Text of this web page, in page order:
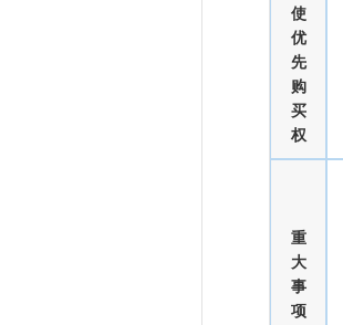
使
优
先
购
买
权
重
大
事
项